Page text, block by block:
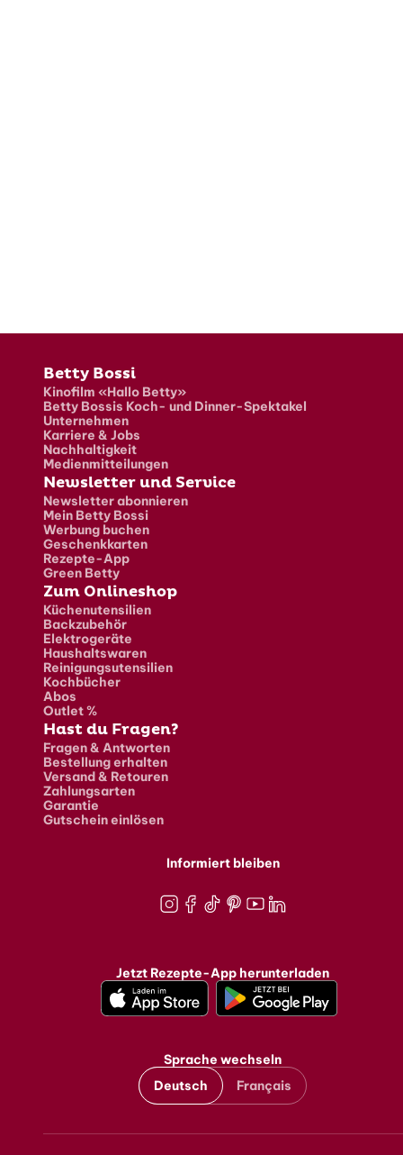
Fusszeile
Betty Bossi
Kinofilm «Hallo Betty»
Betty Bossis Koch- und Dinner-Spektakel
Unternehmen
Karriere & Jobs
Nachhaltigkeit
Medienmitteilungen
Newsletter und Service
Newsletter abonnieren
Mein Betty Bossi
Werbung buchen
Geschenkkarten
Rezepte-App
Green Betty
Zum Onlineshop
Küchenutensilien
Backzubehör
Elektrogeräte
Haushaltswaren
Reinigungsutensilien
Kochbücher
Abos
Outlet %
Hast du Fragen?
Fragen & Antworten
Bestellung erhalten
Versand & Retouren
Zahlungsarten
Garantie
Gutschein einlösen
Informiert bleiben
Jetzt Rezepte-App herunterladen
Sprache wechseln
Deutsch
Français